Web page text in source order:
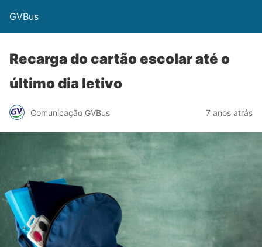
GVBus
Recarga do cartão escolar até o
último dia letivo
Comunicação GVBus 7 anos atrás